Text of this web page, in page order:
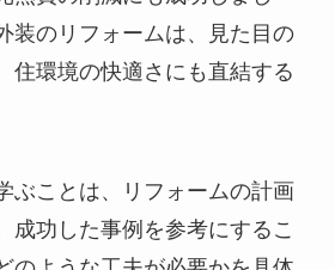
装のリフォームは、見た目の
住環境の快適さにも直結する
ぶことは、リフォームの計画
成功した事例を参考にするこ